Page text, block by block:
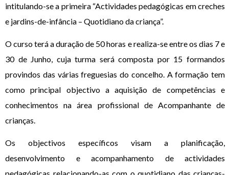
intitulando-se a primeira “Actividades pedagógicas em creches
e jardins-de-infância – Quotidiano da criança”.
O curso terá a duração de 50 horas e realiza-se entre os dias 7 e
30 de Junho, cuja turma será composta por 15 formandos
provindos das várias freguesias do concelho. A formação tem
como principal objectivo a aquisição de competências e
conhecimentos na área profissional de Acompanhante de
crianças.
Os objectivos específicos visam a planificação,
desenvolvimento e acompanhamento de actividades